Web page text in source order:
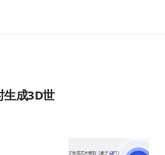
生成3D世